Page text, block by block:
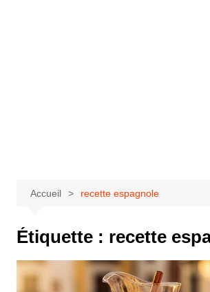
Accueil recette espagnole
Étiquette : recette